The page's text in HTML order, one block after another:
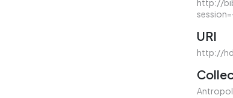
URI
http://